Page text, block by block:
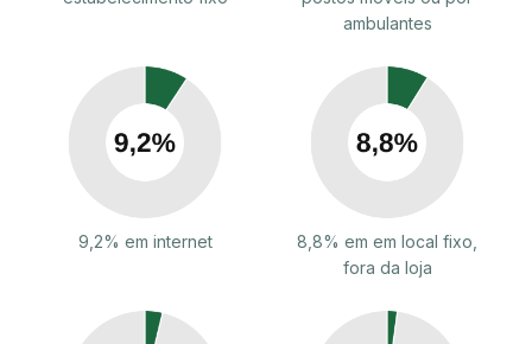
ambulantes
9,2% em internet
8,8% em em local fixo,
fora da loja